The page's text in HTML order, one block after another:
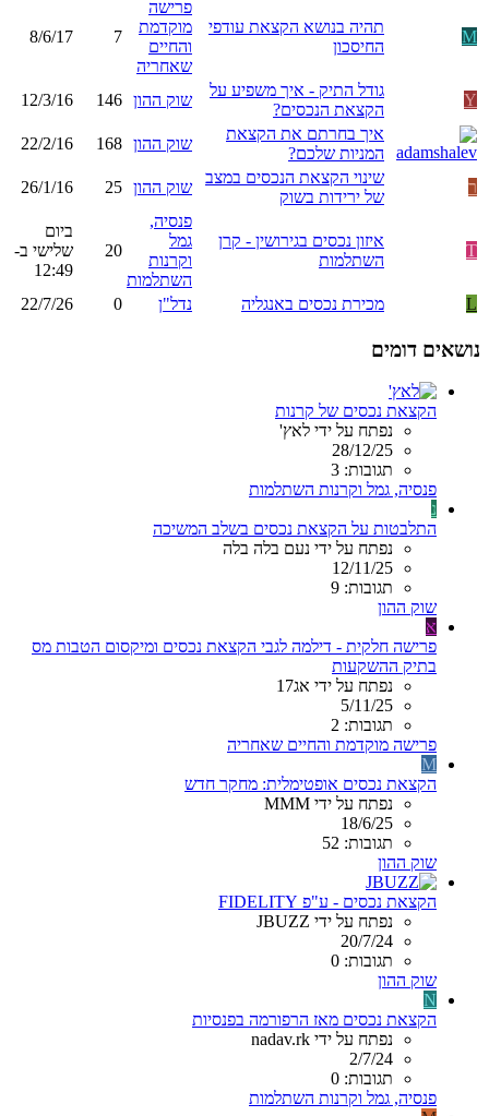
M
תהיה בנושא הקצאת עודפי
החיסכון
פרישה
מוקדמת
והחיים
שאחריה
7
8/6/17
Y
גודל התיק - איך משפיע על
הקצאת הנכסים?
שוק ההון 146
12/3/16
איך בחרתם את הקצאת
המניות שלכם?
שוק ההון 168
22/2/16
ר
שינוי הקצאת הנכסים במצב
של ירידות בשוק
שוק ההון 25
26/1/16
T
איזון נכסים בגירושין - קרן
השתלמות
פנסיה,
גמל
וקרנות
השתלמות
20
ביום
שלישי ב-
12:49
L
מכירת נכסים באנגליה נדל"ן 0
22/7/26
נושאים דומים
הקצאת נכסים של קרנות
נפתח על ידי לאץ'
28/12/25
תגובות: 3
פנסיה, גמל וקרנות השתלמות
נ
התלבטות על הקצאת נכסים בשלב המשיכה
נפתח על ידי נעם בלה בלה
12/11/25
תגובות: 9
שוק ההון
א
פרישה חלקית - דילמה לגבי הקצאת נכסים ומיקסום הטבות מס
בתיק ההשקעות
נפתח על ידי אג17
5/11/25
תגובות: 2
פרישה מוקדמת והחיים שאחריה
M
הקצאת נכסים אופטימלית: מחקר חדש
נפתח על ידי MMM
18/6/25
תגובות: 52
שוק ההון
הקצאת נכסים - ע"פ FIDELITY
נפתח על ידי JBUZZ
20/7/24
תגובות: 0
שוק ההון
N
הקצאת נכסים מאז הרפורמה בפנסיות
נפתח על ידי nadav.rk
2/7/24
תגובות: 0
פנסיה, גמל וקרנות השתלמות